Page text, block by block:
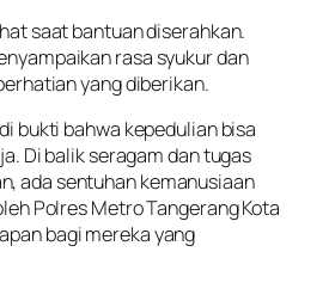
saat bantuan diserahkan.
rasa syukur dan
yang diberikan.
bukti bahwa kepedulian bisa
Di balik seragam dan tugas
ada sentuhan kemanusiaan
Polres Metro Tangerang Kota
bagi mereka yang